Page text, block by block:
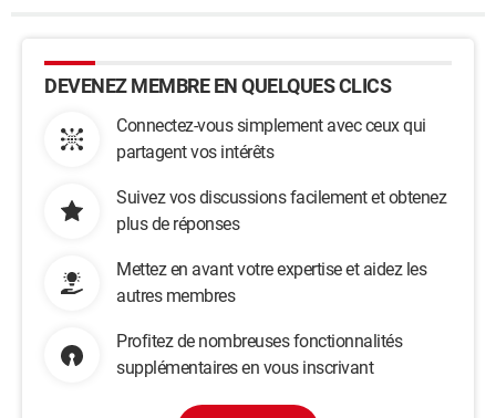
DEVENEZ MEMBRE EN QUELQUES CLICS
Connectez-vous simplement avec ceux qui
partagent vos intérêts
Suivez vos discussions facilement et obtenez
plus de réponses
Mettez en avant votre expertise et aidez les
autres membres
Profitez de nombreuses fonctionnalités
supplémentaires en vous inscrivant